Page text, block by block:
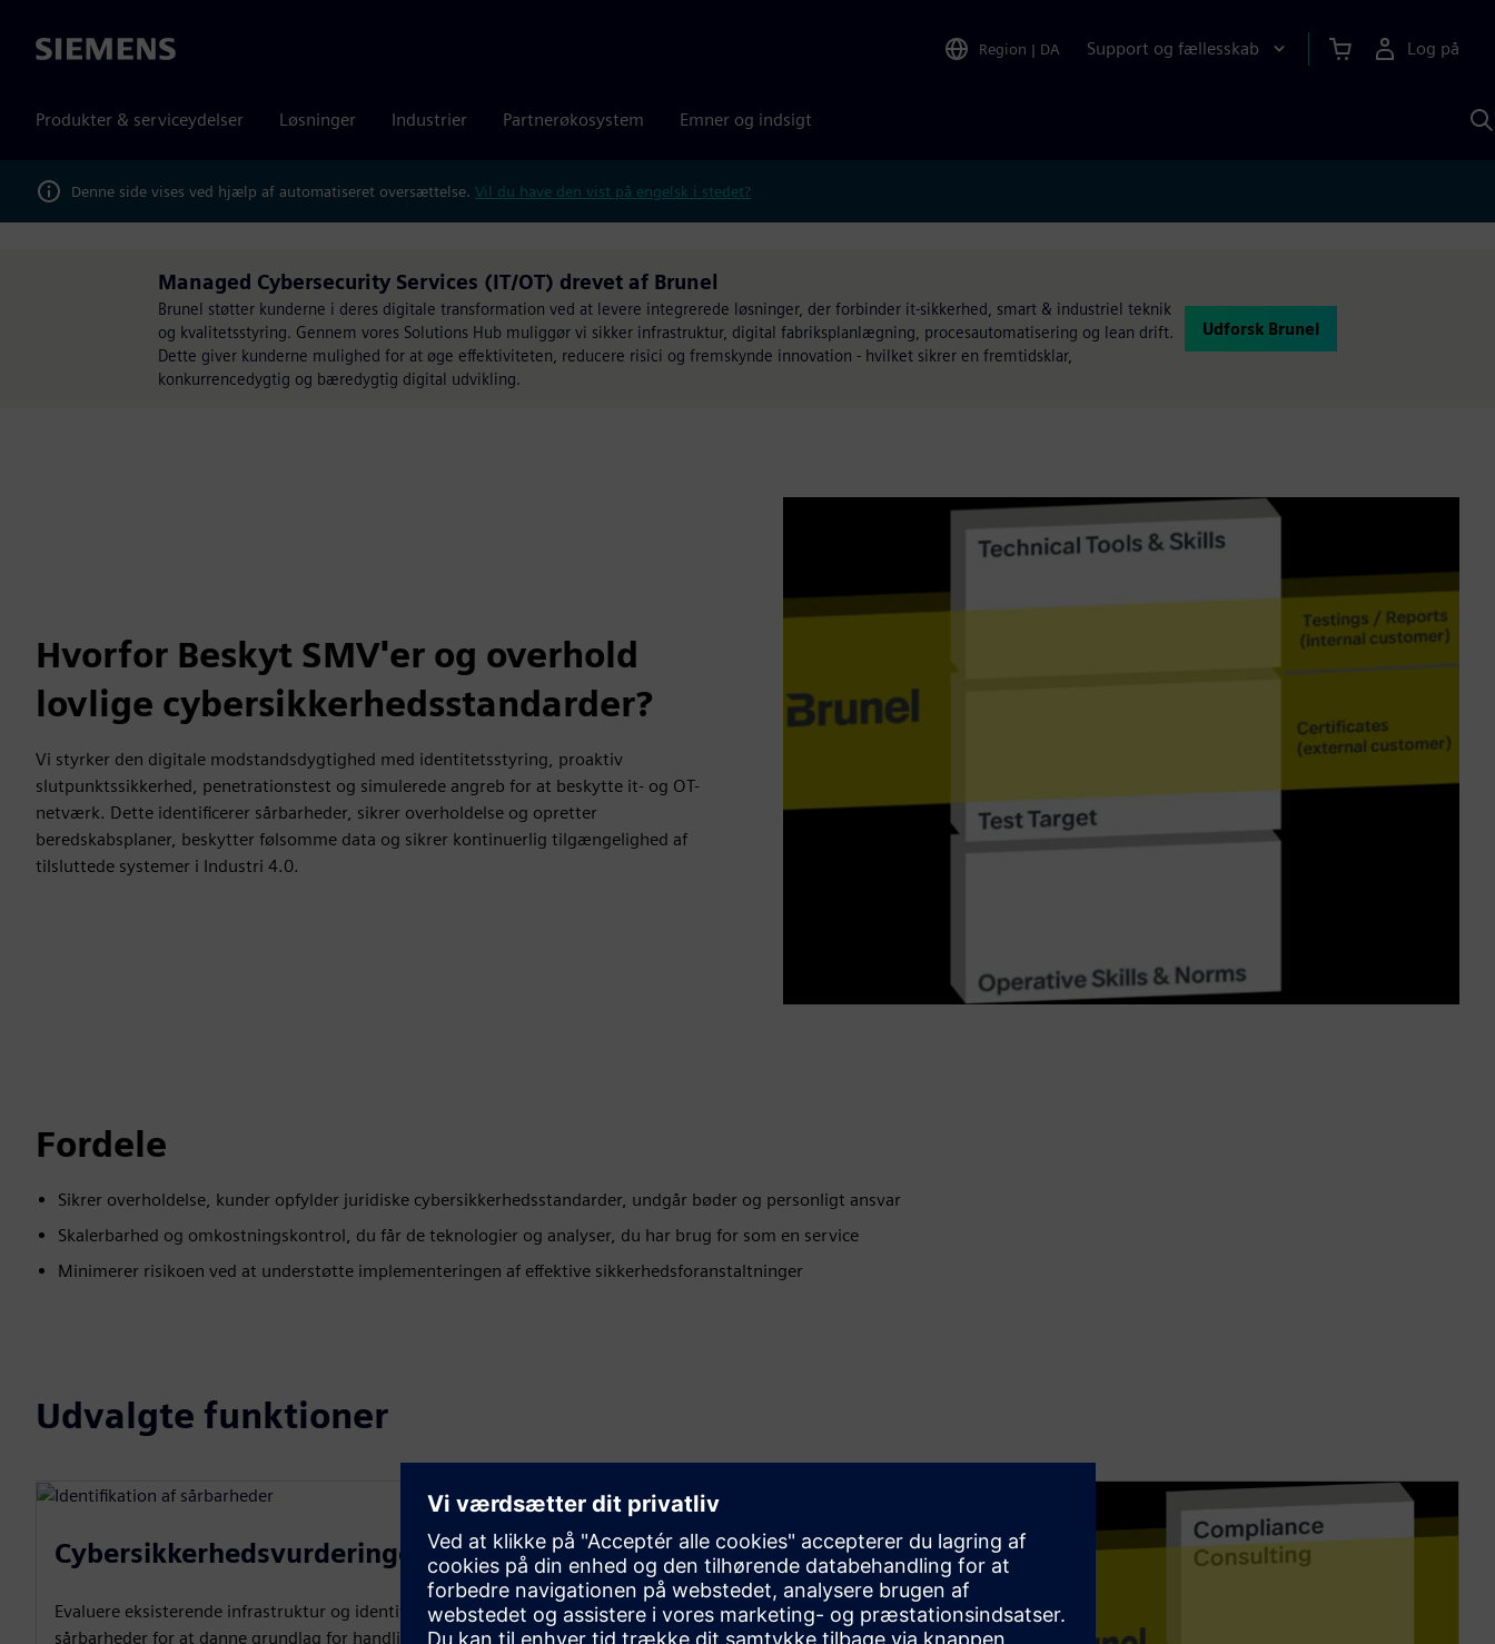
Siemens Region | DA Support og fællesskab Log på
Produkter & serviceydelser Løsninger Industrier Partnerøkosystem Emner og indsigt
Denne side vises ved hjælp af automatiseret oversættelse. Vil du have den vist på engelsk i stedet?
Managed Cybersecurity Services (IT/OT) drevet af Brunel
Brunel støtter kunderne i deres digitale transformation ved at levere integrerede løsninger, der forbinder it-sikkerhed, smart & industriel teknik
og kvalitetsstyring. Gennem vores Solutions Hub muliggør vi sikker infrastruktur, digital fabriksplanlægning, procesautomatisering og lean drift.
Dette giver kunderne mulighed for at øge effektiviteten, reducere risici og fremskynde innovation - hvilket sikrer en fremtidsklar,
konkurrencedygtig og bæredygtig digital udvikling.
Udforsk Brunel
Hvorfor Beskyt SMV'er og overhold
lovlige cybersikkerhedsstandarder?
Vi styrker den digitale modstandsdygtighed med identitetsstyring, proaktiv
slutpunktssikkerhed, penetrationstest og simulerede angreb for at beskytte it- og OT-
netværk. Dette identificerer sårbarheder, sikrer overholdelse og opretter
beredskabsplaner, beskytter følsomme data og sikrer kontinuerlig tilgængelighed af
tilsluttede systemer i Industri 4.0.
Fordele
Sikrer overholdelse, kunder opfylder juridiske cybersikkerhedsstandarder, undgår bøder og personligt ansvar
Skalerbarhed og omkostningskontrol, du får de teknologier og analyser, du har brug for som en service
Minimerer risikoen ved at understøtte implementeringen af effektive sikkerhedsforanstaltninger
Udvalgte funktioner
Cybersikkerhedsvurderinger
Evaluere eksisterende infrastruktur og identificere
sårbarheder for at danne grundlag for handlings- og